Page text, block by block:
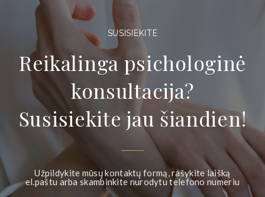
SUSISIEKITE
Reikalinga psichologinė
konsultacija?
Susisiekite jau šiandien!
Užpildykite mūsų kontaktų formą, rašykite laišką
el.paštu arba skambinkite nurodytu telefono numeriu